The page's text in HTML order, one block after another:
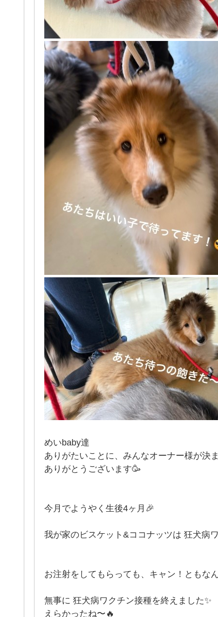
めいbaby達
ありがたいことに、みんなオーナー様が決
ありがとうございます🥳
今月でようやく生後4ヶ月🎉
我が家のビスケット&ココナッツは 狂犬病
お注射をしてもらっても、キャン！ともな
無事に 狂犬病ワクチン接種を終えました✨
えらかったね〜🔥